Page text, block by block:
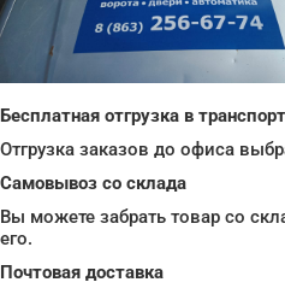
Бесплатная отгрузка в
Отгрузка заказов до офиса
Самовывоз со склада
Вы можете забрать товар со
его.
Почтовая доставка